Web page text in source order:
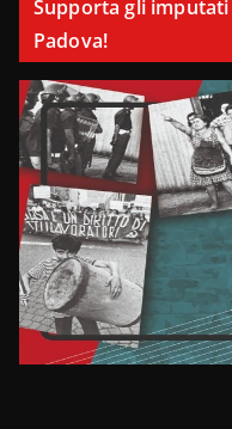
Supporta gli
Padova!